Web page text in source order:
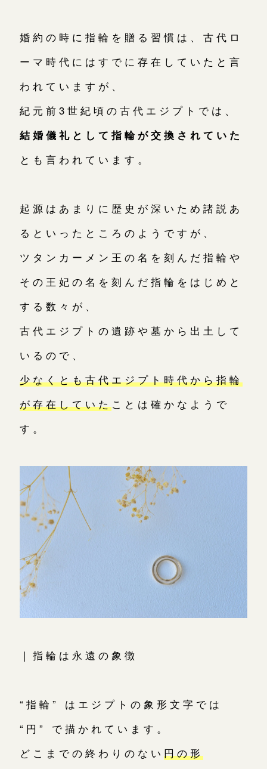
婚約の時に指輪を贈る習慣は、古代ロ
ーマ時代にはすでに存在していたと言
われていますが、
紀元前3世紀頃の古代エジプトでは、
結婚儀礼として指輪が交換されていた
とも言われています。
起源はあまりに歴史が深いため諸説あ
るといったところのようですが、
ツタンカーメン王の名を刻んだ指輪や
その王妃の名を刻んだ指輪をはじめと
する数々が、
古代エジプトの遺跡や墓から出土して
いるので、
少なくとも古代エジプト時代から指輪
が存在していたことは確かなようで
す。
｜指輪は永遠の象徴
“指輪” はエジプトの象形文字では
“円” で描かれています。
どこまでの終わりのない円の形